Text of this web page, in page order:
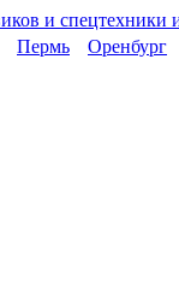
Пермь Оренбург